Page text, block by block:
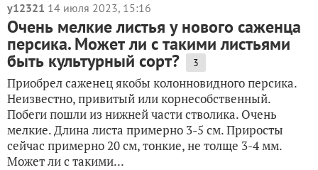
y12321 14 июля 2023, 15:16
Очень мелкие листья у нового саженца
персика. Может ли с такими листьями
быть культурный сорт? 3
Приобрел саженец якобы колонновидного персика.
Неизвестно, привитый или корнесобственный.
Побеги пошли из нижней части стволика. Очень
мелкие. Длина листа примерно 3-5 см. Приросты
сейчас примерно 20 см, тонкие, не толще 3-4 мм.
Может ли с такими...